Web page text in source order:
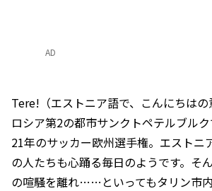
AD
Tere!（エストニア語で、こんにちはの
ロシア第2の都市サンクトペテルブル
21年のサッカー欧州選手権。エストニ
の人たちも心踊る毎日のようです。そ
の喧騒を離れ……といってもタリン市